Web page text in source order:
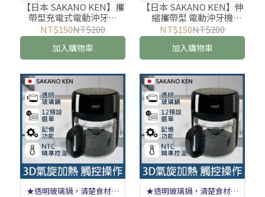
【日本 SAKANO KEN】攜
帶型充電式電動沖牙機
SI500 水箱+吸水軟管組(沖
牙機/洗牙器/潔牙機/噴牙
機/耗材)
NT$150NT$200
加入購物車
【日本 SAKANO KEN】伸
縮攜帶型 電動沖牙機
SI400 水箱+吸水軟管組(沖
牙機/洗牙器/潔牙機/噴牙
機/耗材)
NT$150NT$200
加入購物車
★透明玻璃鍋，清楚食材狀
★透明玻璃鍋，清楚食材狀